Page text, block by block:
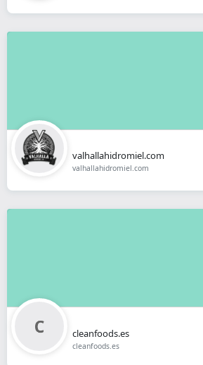
valhallahidromiel.com
valhallahidromiel.com
cleanfoods.es
cleanfoods.es